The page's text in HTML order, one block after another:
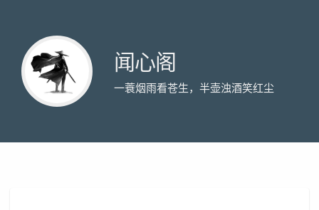
闻心阁
一蓑烟雨看苍生，半壶浊酒笑红尘